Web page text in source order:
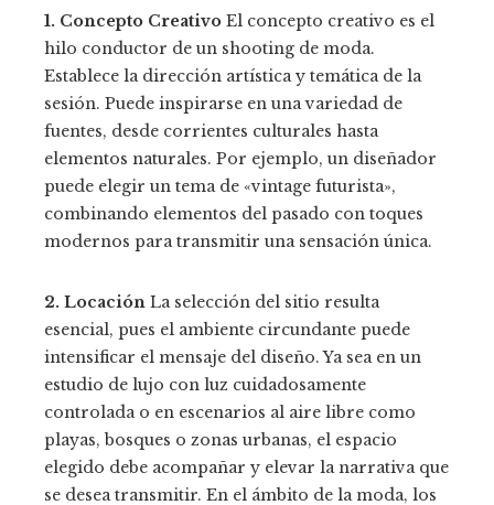
1. Concepto Creativo El concepto creativo es el
hilo conductor de un shooting de moda.
Establece la dirección artística y temática de la
sesión. Puede inspirarse en una variedad de
fuentes, desde corrientes culturales hasta
elementos naturales. Por ejemplo, un diseñador
puede elegir un tema de «vintage futurista»,
combinando elementos del pasado con toques
modernos para transmitir una sensación única.
2. Locación La selección del sitio resulta
esencial, pues el ambiente circundante puede
intensificar el mensaje del diseño. Ya sea en un
estudio de lujo con luz cuidadosamente
controlada o en escenarios al aire libre como
playas, bosques o zonas urbanas, el espacio
elegido debe acompañar y elevar la narrativa que
se desea transmitir. En el ámbito de la moda, los